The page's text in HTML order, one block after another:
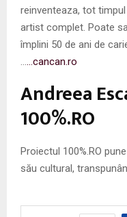
reinventeaza, tot
artist complet. Poate
împlini 50 de ani de
…cancan.ro
Andreea
100%.RO
Proiectul 100%.RO
său cultural,